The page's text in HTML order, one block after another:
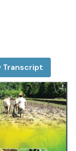
Transcript